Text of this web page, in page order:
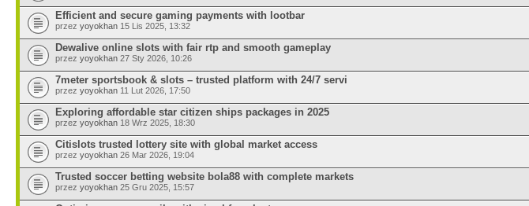
Efficient and secure gaming payments with lootbar
przez yoyokhan 15 Lis 2025, 13:32
Dewalive online slots with fair rtp and smooth gameplay
przez yoyokhan 27 Sty 2026, 10:26
7meter sportsbook & slots – trusted platform with 24/7 servi
przez yoyokhan 11 Lut 2026, 17:50
Exploring affordable star citizen ships packages in 2025
przez yoyokhan 18 Wrz 2025, 18:30
Citislots trusted lottery site with global market access
przez yoyokhan 26 Mar 2026, 19:04
Trusted soccer betting website bola88 with complete markets
przez yoyokhan 25 Gru 2025, 15:57